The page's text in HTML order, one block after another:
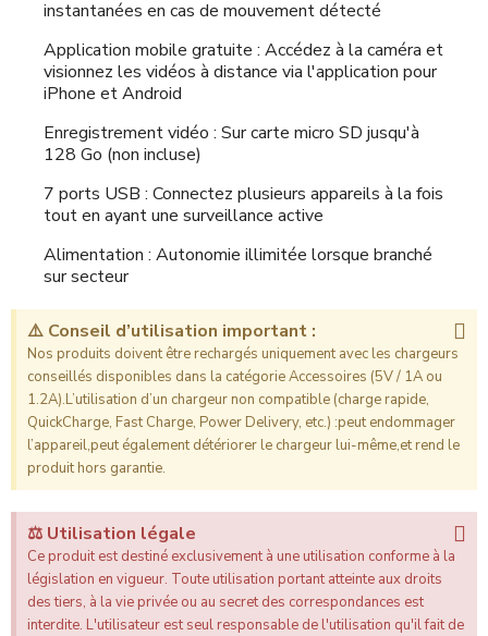
instantanées en cas de mouvement détecté
Application mobile gratuite : Accédez à la caméra et
visionnez les vidéos à distance via l'application pour
iPhone et Android
Enregistrement vidéo : Sur carte micro SD jusqu'à
128 Go (non incluse)
7 ports USB : Connectez plusieurs appareils à la fois
tout en ayant une surveillance active
Alimentation : Autonomie illimitée lorsque branché
sur secteur
⚠️ Conseil d’utilisation important :
Nos produits doivent être rechargés uniquement avec les chargeurs
conseillés disponibles dans la catégorie Accessoires (5V / 1A ou
1.2A).L’utilisation d’un chargeur non compatible (charge rapide,
QuickCharge, Fast Charge, Power Delivery, etc.) :peut endommager
l’appareil,peut également détériorer le chargeur lui-même,et rend le
produit hors garantie.
⚖️ Utilisation légale
Ce produit est destiné exclusivement à une utilisation conforme à la
législation en vigueur. Toute utilisation portant atteinte aux droits
des tiers, à la vie privée ou au secret des correspondances est
interdite. L'utilisateur est seul responsable de l'utilisation qu'il fait de